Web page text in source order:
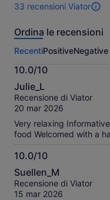
33 recensioni Viator
33
di
attività.
Maggiori
informazioni
sulle
nostre
recensioni
Ordina le recensioni
RecentiPositiveNegative
10.0/10
10.0
su
10
Julie_L
Recensione di Viator
20 mar 2026
Very relaxing
food Welcomed with a
10.0/10
10.0
su
10
Suellen_M
Recensione di Viator
15 mar 2026